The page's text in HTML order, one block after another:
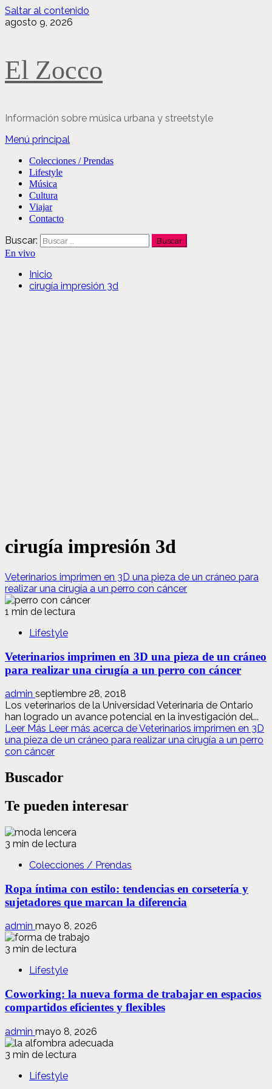
Saltar al contenido
agosto 9, 2026
El Zocco
Información sobre música urbana y streetstyle
Menú principal
Colecciones / Prendas
Lifestyle
Música
Cultura
Viajar
Contacto
Buscar:
En vivo
Inicio
cirugía impresión 3d
cirugía impresión 3d
Veterinarios imprimen en 3D una pieza de un cráneo para
realizar una cirugía a un perro con cáncer
1 min de lectura
Lifestyle
Veterinarios imprimen en 3D una pieza de un cráneo
para realizar una cirugía a un perro con cáncer
admin septiembre 28, 2018
Los veterinarios de la Universidad Veterinaria de Ontario
han logrado un avance potencial en la investigación del...
Leer Más Leer más acerca de Veterinarios imprimen en 3D
una pieza de un cráneo para realizar una cirugía a un perro
con cáncer
Buscador
Te pueden interesar
3 min de lectura
Colecciones / Prendas
Ropa íntima con estilo: tendencias en corsetería y
sujetadores que marcan la diferencia
admin mayo 8, 2026
3 min de lectura
Lifestyle
Coworking: la nueva forma de trabajar en espacios
compartidos eficientes y flexibles
admin mayo 8, 2026
3 min de lectura
Lifestyle